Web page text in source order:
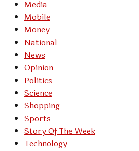
Media
Mobile
Money
National
News
Opinion
Politics
Science
Shopping
Sports
Story Of The Week
Technology